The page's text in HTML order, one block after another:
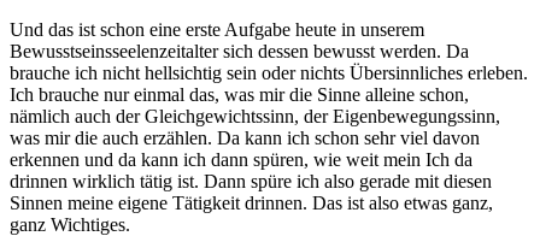
Und das ist schon eine erste Aufgabe heute in unserem
Bewusstseinsseelenzeitalter sich dessen bewusst werden. Da
brauche ich nicht hellsichtig sein oder nichts Übersinnliches erleben.
Ich brauche nur einmal das, was mir die Sinne alleine schon,
nämlich auch der Gleichgewichtssinn, der Eigenbewegungssinn,
was mir die auch erzählen. Da kann ich schon sehr viel davon
erkennen und da kann ich dann spüren, wie weit mein Ich da
drinnen wirklich tätig ist. Dann spüre ich also gerade mit diesen
Sinnen meine eigene Tätigkeit drinnen. Das ist also etwas ganz,
ganz Wichtiges.